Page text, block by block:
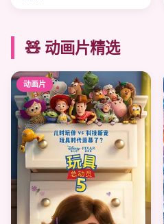
🧸 动画片精选
动画片